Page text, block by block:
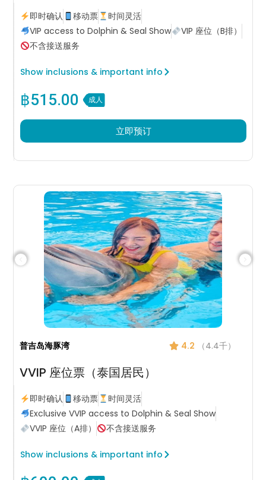
即时确认 移动票
时间灵活
VIP access to Dolphin & Seal Show
VIP 座位（B排）
不含接送服务
Show inclusions & important info
฿515.00 成人
立即预订
普吉岛海豚湾 4.2 （4.4千）
VVIP 座位票（泰国居民）
即时确认 移动票
时间灵活
Exclusive VVIP access to Dolphin & Seal Show
VVIP 座位（A排）
不含接送服务
Show inclusions & important info